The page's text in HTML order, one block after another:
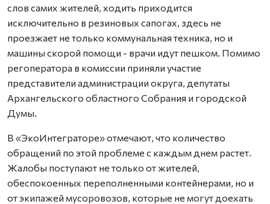
слов самих жителей, ходить приходится
исключительно в резиновых сапогах, здесь не
проезжает не только коммунальная техника, но и
машины скорой помощи - врачи идут пешком. Помимо
регоператора в комиссии приняли участие
представители администрации округа, депутаты
Архангельского областного Собрания и городской
Думы.
В «ЭкоИнтеграторе» отмечают, что количество
обращений по этой проблеме с каждым днем растет.
Жалобы поступают не только от жителей,
обеспокоенных переполненными контейнерами, но и
от экипажей мусоровозов, которые не могут доехать